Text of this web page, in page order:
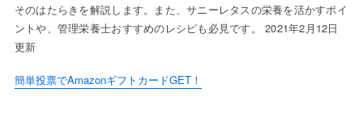
そのはたらきを解説します。また、サニーレタスの栄養を活かすポイ
ントや、管理栄養士おすすめのレシピも必見です。 2021年2月12日
更新
簡単投票でAmazonギフトカードGET！